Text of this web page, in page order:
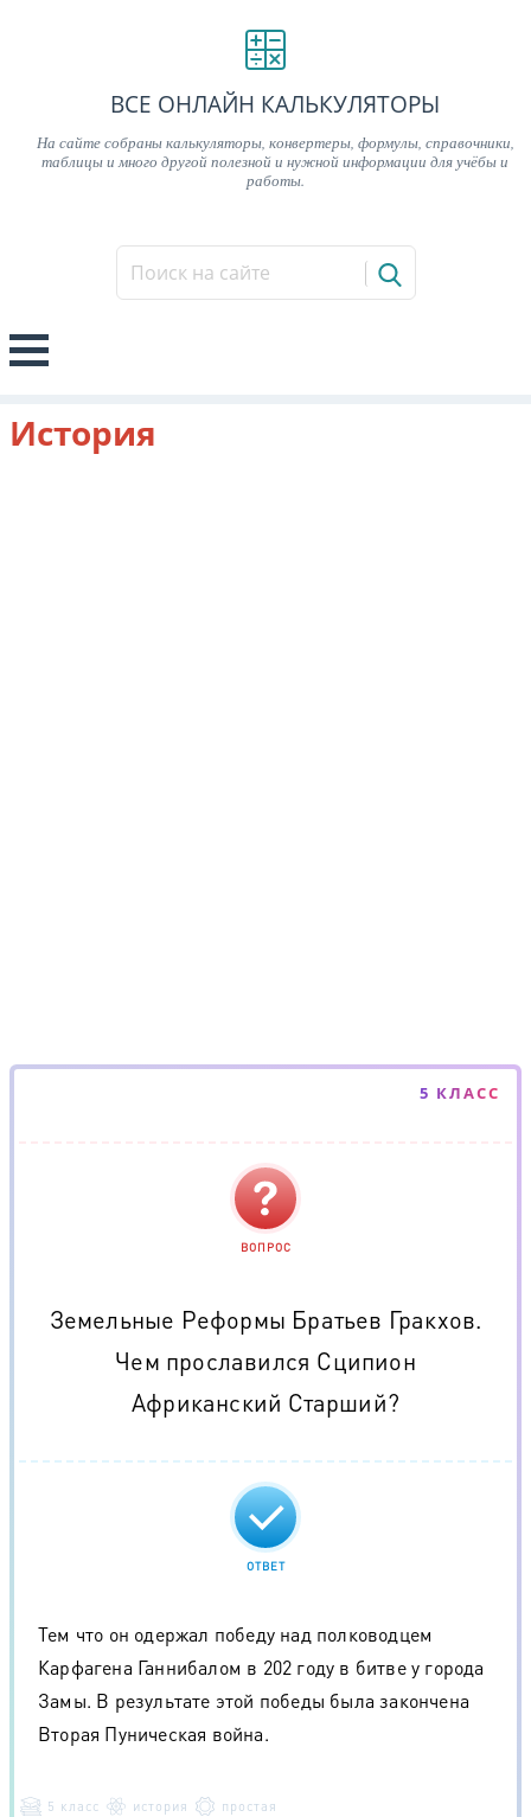
ВСЕ ОНЛАЙН КАЛЬКУЛЯТОРЫ
На сайте собраны калькуляторы, конвертеры, формулы, справочники,
таблицы и много другой полезной и нужной информации для учёбы и
работы.
История
5 КЛАСС
ВОПРОС
Земельные Реформы Братьев Гракхов.
Чем прославился Сципион
Африканский Старший?
ОТВЕТ
Тем что он одержал победу над полководцем
Карфагена Ганнибалом в 202 году в битве у города
Замы. В результате этой победы была закончена
Вторая Пуническая война.
5 класс история простая